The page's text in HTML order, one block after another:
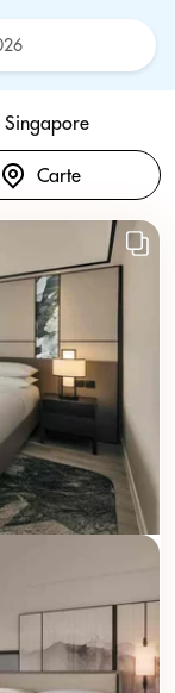
Singapore
Carte